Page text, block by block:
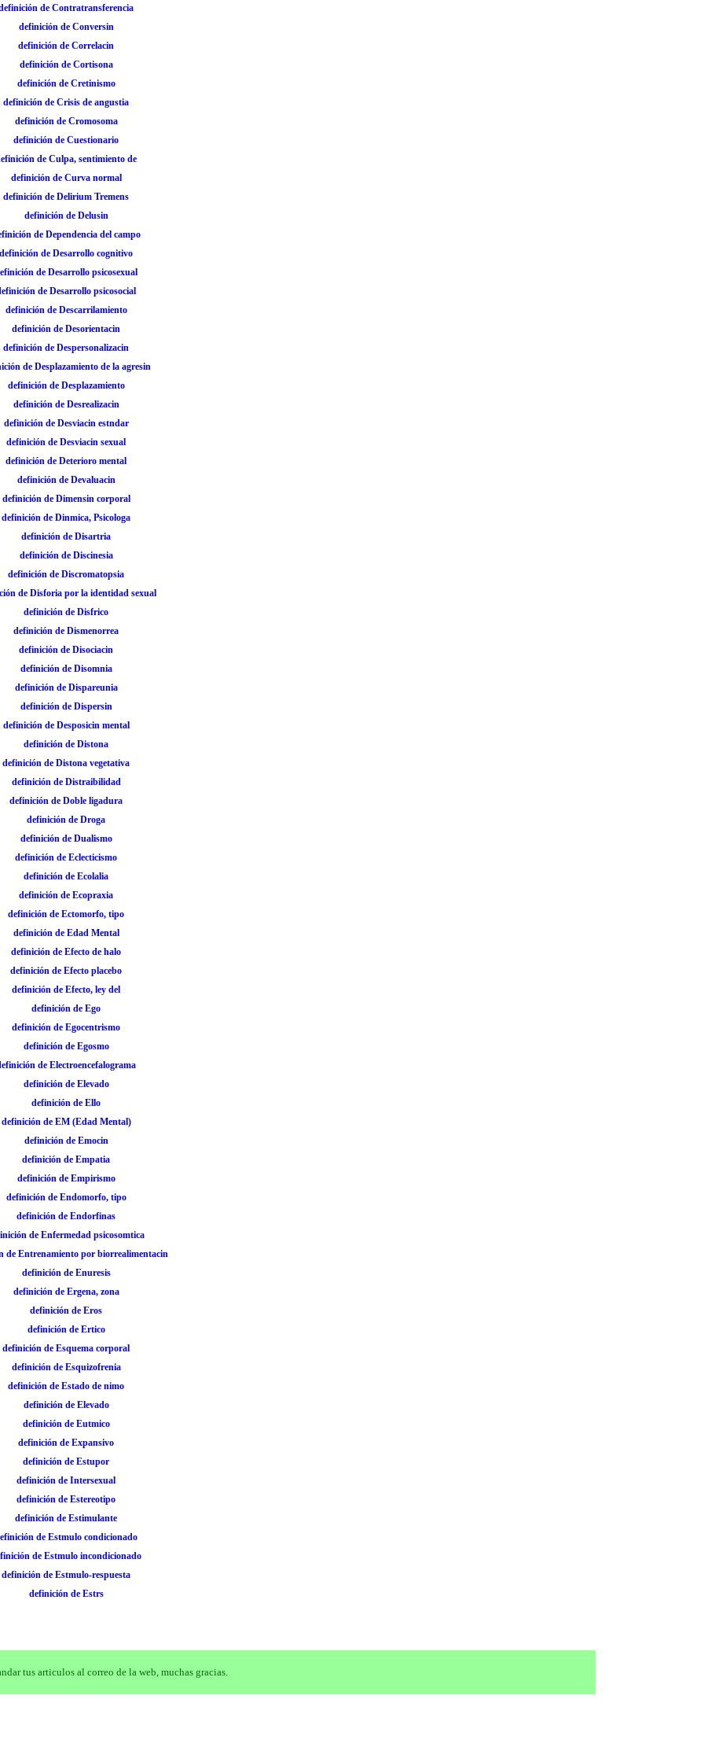
de Contratransferencia
definición de Conversin
definición de Correlacin
definición de Cortisona
definición de Cretinismo
definición de Crisis de angustia
definición de Cromosoma
definición de Cuestionario
de Culpa, sentimiento de
definición de Curva normal
definición de Delirium Tremens
definición de Delusin
de Dependencia del campo
definición de Desarrollo cognitivo
de Desarrollo psicosexual
de Desarrollo psicosocial
definición de Descarrilamiento
definición de Desorientacin
definición de Despersonalizacin
de Desplazamiento de la agresin
definición de Desplazamiento
definición de Desrealizacin
definición de Desviacin estndar
definición de Desviacin sexual
definición de Deterioro mental
definición de Devaluacin
definición de Dimensin corporal
definición de Dinmica, Psicologa
definición de Disartria
definición de Discinesia
definición de Discromatopsia
de Disforia por la identidad sexual
definición de Disfrico
definición de Dismenorrea
definición de Disociacin
definición de Disomnia
definición de Dispareunia
definición de Dispersin
definición de Desposicin mental
definición de Distona
definición de Distona vegetativa
definición de Distraibilidad
definición de Doble ligadura
definición de Droga
definición de Dualismo
definición de Eclecticismo
definición de Ecolalia
definición de Ecopraxia
definición de Ectomorfo, tipo
definición de Edad Mental
definición de Efecto de halo
definición de Efecto placebo
definición de Efecto, ley del
definición de Ego
definición de Egocentrismo
definición de Egosmo
de Electroencefalograma
definición de Elevado
definición de Ello
definición de EM (Edad Mental)
definición de Emocin
definición de Empatia
definición de Empirismo
definición de Endomorfo, tipo
definición de Endorfinas
de Enfermedad psicosomtica
de Entrenamiento por biorrealimentacin
definición de Enuresis
definición de Ergena, zona
definición de Eros
definición de Ertico
definición de Esquema corporal
definición de Esquizofrenia
definición de Estado de nimo
definición de Elevado
definición de Eutmico
definición de Expansivo
definición de Estupor
definición de Intersexual
definición de Estereotipo
definición de Estimulante
de Estmulo condicionado
de Estmulo incondicionado
definición de Estmulo-respuesta
definición de Estrs
tus articulos al correo de la web, muchas gracias.